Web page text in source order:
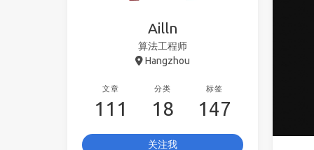
Ailln
算法工程师
Hangzhou
文章
111
分类
18
标签
147
关注我